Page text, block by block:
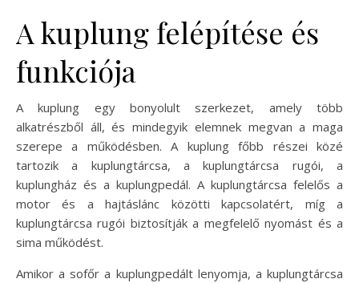
A kuplung felépítése és
funkciója
A kuplung egy bonyolult szerkezet, amely több
alkatrészből áll, és mindegyik elemnek megvan a maga
szerepe a működésben. A kuplung főbb részei közé
tartozik a kuplungtárcsa, a kuplungtárcsa rugói, a
kuplungház és a kuplungpedál. A kuplungtárcsa felelős a
motor és a hajtáslánc közötti kapcsolatért, míg a
kuplungtárcsa rugói biztosítják a megfelelő nyomást és a
sima működést.
Amikor a sofőr a kuplungpedált lenyomja, a kuplungtárcsa